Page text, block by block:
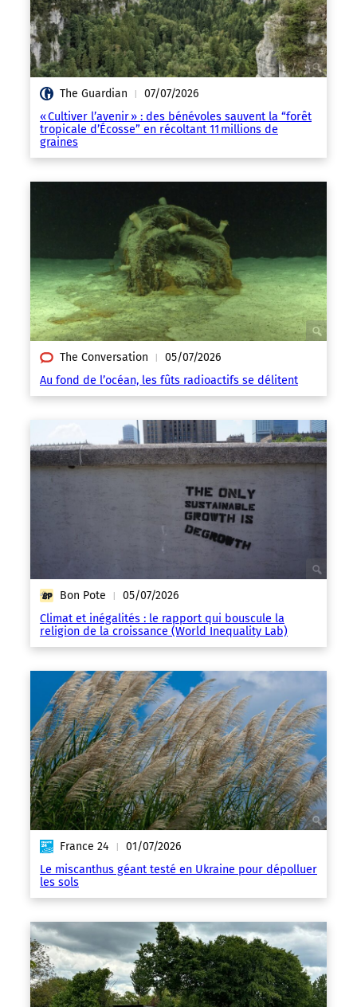
The Guardian | 07/07/2026
« Cultiver l’avenir » : des bénévoles sauvent la “forêt
tropicale d’Écosse” en récoltant 11 millions de
graines
The Conversation | 05/07/2026
Au fond de l’océan, les fûts radioactifs se délitent
Bon Pote | 05/07/2026
Climat et inégalités : le rapport qui bouscule la
religion de la croissance (World Inequality Lab)
France 24 | 01/07/2026
Le miscanthus géant testé en Ukraine pour dépolluer
les sols